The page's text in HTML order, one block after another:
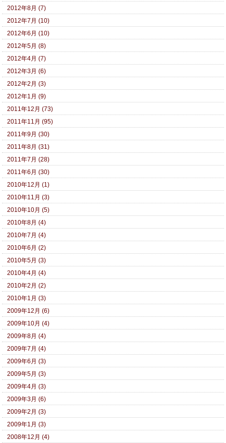
2012年8月 (7)
2012年7月 (10)
2012年6月 (10)
2012年5月 (8)
2012年4月 (7)
2012年3月 (6)
2012年2月 (3)
2012年1月 (9)
2011年12月 (73)
2011年11月 (95)
2011年9月 (30)
2011年8月 (31)
2011年7月 (28)
2011年6月 (30)
2010年12月 (1)
2010年11月 (3)
2010年10月 (5)
2010年8月 (4)
2010年7月 (4)
2010年6月 (2)
2010年5月 (3)
2010年4月 (4)
2010年2月 (2)
2010年1月 (3)
2009年12月 (6)
2009年10月 (4)
2009年8月 (4)
2009年7月 (4)
2009年6月 (3)
2009年5月 (3)
2009年4月 (3)
2009年3月 (6)
2009年2月 (3)
2009年1月 (3)
2008年12月 (4)